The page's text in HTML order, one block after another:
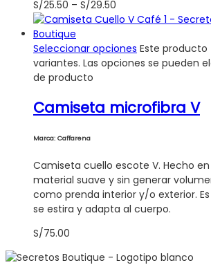
S/25.50 – S/29.50
Seleccionar opciones Este
variantes. Las opciones se pueden
de producto
Camiseta microfibra V
Marca: Caffarena
Camiseta cuello escote V. Hecho
material suave y sin generar
como prenda interior y/o exterior.
se estira y adapta al cuerpo.
S/75.00